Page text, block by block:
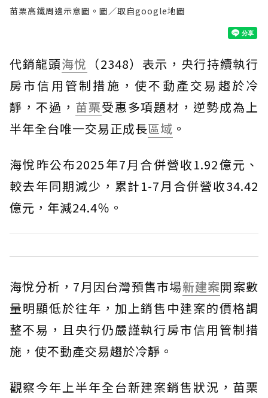
苗栗高鐵周邊示意圖。圖／取自google地圖
代銷龍頭海悅 （2348）表示，央行持續執行
房市信用管制措施，使不動產交易趨於冷
靜，不過， 苗栗受惠多項題材，逆勢成為上
半年全台唯一交易正成長區域 。
海悅昨公布2025年7月合併營收1.92億元、
較去年同期減少，累計1-7月合併營收34.42
億元，年減24.4％。
海悅分析，7月因台灣預售市場新建案開案數
量明顯低於往年，加上銷售中建案的價格調
整不易，且央行仍嚴謹執行房市信用管制措
施，使不動產交易趨於冷靜。
觀察今年上半年全台新建案銷售狀況，苗栗